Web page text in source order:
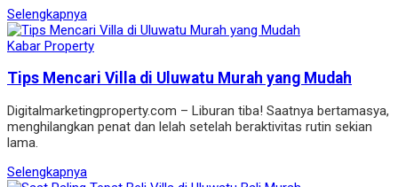
Selengkapnya
Kabar Property
Tips Mencari Villa di Uluwatu Murah yang Mudah
Digitalmarketingproperty.com – Liburan tiba! Saatnya bertamasya,
menghilangkan penat dan lelah setelah beraktivitas rutin sekian
lama.
Selengkapnya